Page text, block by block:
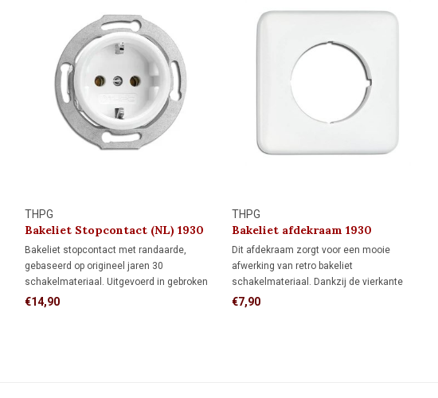
THPG
Bakeliet Stopcontact (NL) 1930
Bakeliet stopcontact met randaarde,
gebaseerd op origineel jaren 30
schakelmateriaal. Uitgevoerd in gebroken
wit bakeliet en geschikt voor standaard
€14,90
THPG
Bakeliet afdekraam 1930
Dit afdekraam zorgt voor een mooie
afwerking van retro bakeliet
schakelmateriaal. Dankzij de vierkante
vorm biedt het meer dekking rondom de
€7,90